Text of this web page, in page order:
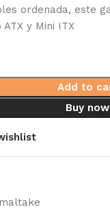
ordenada, este
y Mini ITX
Add to
Buy now